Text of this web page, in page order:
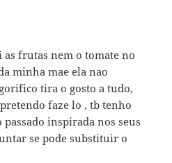
frutas nem o tomate no
minha mae ela nao
tira o gosto a tudo,
faze lo , tb tenho
inspirada nos seus
se pode substituir o